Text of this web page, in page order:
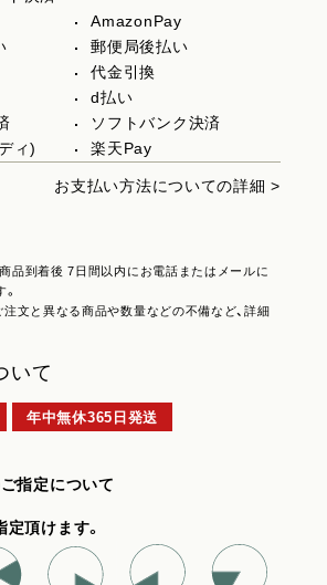
AmazonPay
郵便局後払い
代金引換
d払い
ソフトバンク決済
ィ)
楽天Pay
お支払い方法についての詳細 >
品到着後 7日間以内にお電話またはメールに
注文と異なる商品や数量などの不備など、詳細
いて
年中無休365日発送
指定について
頂けます。